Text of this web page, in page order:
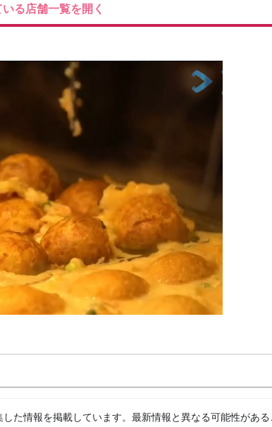
る店舗一覧を開く
た情報を掲載しています。最新情報と異なる可能性があ